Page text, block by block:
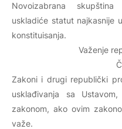
Novoizabrana
uskladiće statut najkasnije
konstituisanja.
Važenje
Zakoni i drugi republički
usklađivanja sa
zakonom, ako ovim
važe.